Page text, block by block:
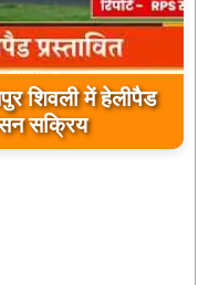
शिवली में हेलीपैड
सक्रिय